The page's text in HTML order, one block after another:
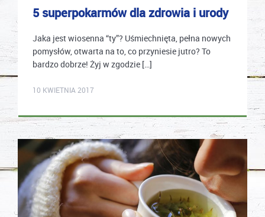
5 superpokarmów dla zdrowia i urody
Jaka jest wiosenna “ty”? Uśmiechnięta, pełna nowych
pomysłów, otwarta na to, co przyniesie jutro? To
bardzo dobrze! Żyj w zgodzie […]
10 KWIETNIA 2017